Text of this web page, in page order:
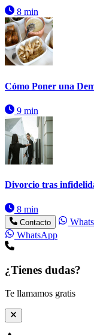
8 min
Cómo Poner una
9 min
Divorcio tras
8 min
Contacto
WhatsApp
¿Tienes dudas?
Te llamamos gratis